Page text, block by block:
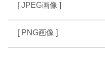
[ JPEG画像 ]
[ PNG画像 ]